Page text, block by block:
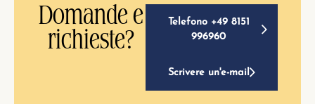
Domande e
richieste?
Telefono +49 8151
996960
Scrivere un'e-mail